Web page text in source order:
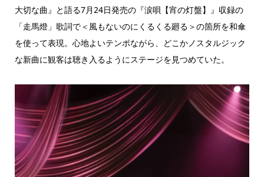
大切な曲』と語る7月24日発売の『涙唄【宵の灯盤】』収録の
「走馬燈」歌詞で＜風もないのにくるくる廻る＞の箇所を和傘
を使って表現。心地よいテンポながら、どこかノスタルジック
な新曲に観客は聴き入るようにステージを見つめていた。